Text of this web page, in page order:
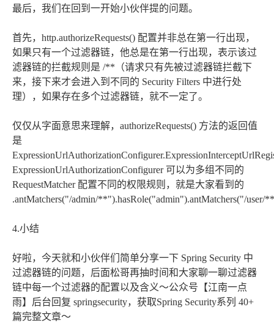
最后，我们在回到一开始小伙伴提的问题。
首先，http.authorizeRequests() 配置并非总在第一行出现，
如果只有一个过滤器链，他总是在第一行出现，表示该过
滤器链的拦截规则是 /**（请求只有先被过滤器链拦截下
来，接下来才会进入到不同的 Security Filters 中进行处
理），如果存在多个过滤器链，就不一定了。
仅仅从字面意思来理解，authorizeRequests() 方法的返回值
是
ExpressionUrlAuthorizationConfigurer 可以为多组不同的
RequestMatcher 配置不同的权限规则，就是大家看到的
.antMatchers("/admin/**").hasRole("admin").antMatchers("/user/
4.小结
好啦，今天就和小伙伴们简单分享一下 Spring Security 中
过滤器链的问题，后面松哥再抽时间和大家聊一聊过滤器
链中每一个过滤器的配置以及含义～公众号【江南一点
雨】后台回复 springsecurity，获取Spring Security系列 40+
篇完整文章～